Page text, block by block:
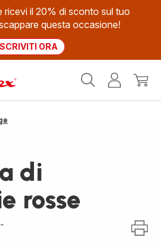
ricevi il 20% di sconto sul tuo
questa occasione!
ORA
Il
di
rosse
-